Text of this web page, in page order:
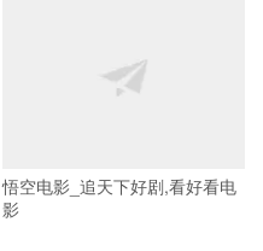
悟空电影_追天下好剧,看好看电
影